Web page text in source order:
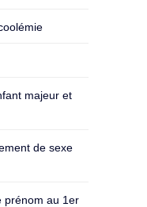
majeur et
de sexe
prénom au 1er